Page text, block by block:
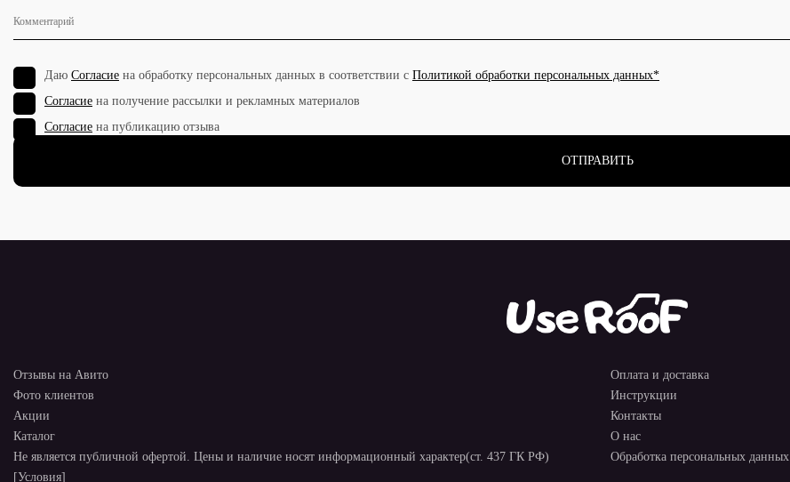
Даю Согласие на обработку персональных данных в соответствии с Политикой обработки персональных данных*
Согласие на получение рассылки и рекламных материалов
Согласие на публикацию отзыва
Отзывы на Авито
Фото клиентов
Акции
Каталог
Не является публичной офертой. Цены и наличие носят информационный характер(ст. 437 ГК РФ)
[Условия]
Оплата и доставка
Инструкции
Контакты
О нас
Обработка персональных данных